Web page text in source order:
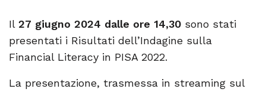
Il 27 giugno 2024 dalle ore 14,30 sono stati
presentati i Risultati dell’Indagine sulla
Financial Literacy in PISA 2022.
La presentazione, trasmessa in streaming sul